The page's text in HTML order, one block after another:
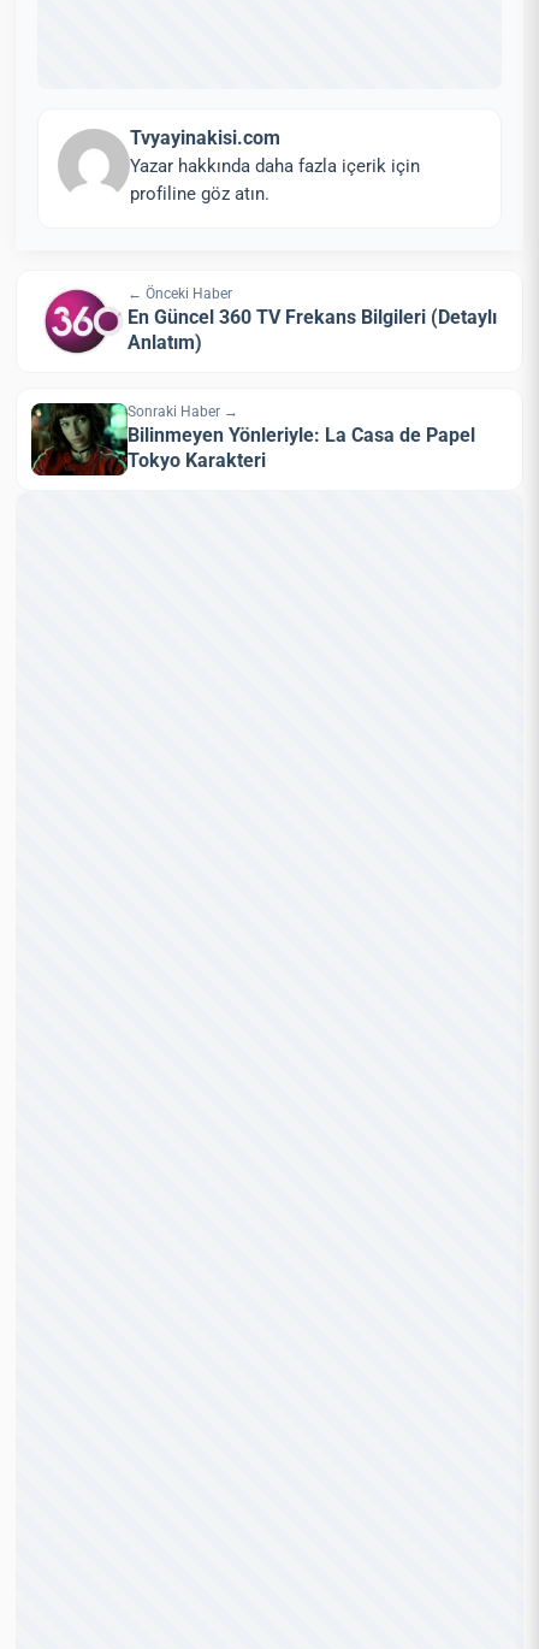
Tvyayinakisi.com
Yazar hakkında daha fazla içerik için
profiline göz atın.
← Önceki Haber
En Güncel 360 TV Frekans Bilgileri (Detaylı
Anlatım)
Sonraki Haber →
Bilinmeyen Yönleriyle: La Casa de Papel
Tokyo Karakteri